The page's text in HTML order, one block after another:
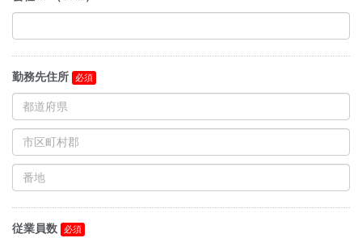
勤務先住所
従業員数